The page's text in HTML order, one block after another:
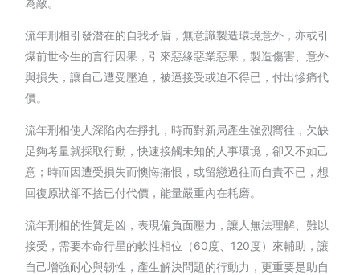
為敵。
流年刑相引發潛在的自我矛盾，無意識製造環境意外，亦或引
爆前世今生的言行因果，引來惡緣惡業惡果，製造傷害、意外
與損失，讓自己遭受壓迫，被逼接受或迫不得已，付出慘痛代
價。
流年刑相使人深陷內在掙扎，時而對新局產生強烈嚮往，欠缺
足夠考量就採取行動，快速接觸未知的人事環境，卻又不如己
意；時而因遭受損失而懊悔痛恨，或留戀過往而自責不已，想
回復原狀卻不捨已付代價，能量嚴重內在耗磨。
流年刑相的性質是凶，表現偏負面壓力，讓人無法理解、難以
接受，需要本命行星的軟性相位（60度、120度）來輔助，讓
自己增強耐心與韌性，產生解決問題的行動力，更重要是助自